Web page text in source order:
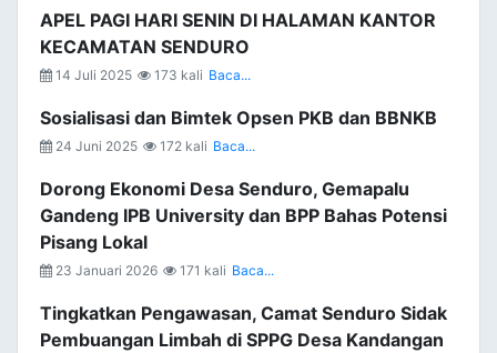
APEL PAGI HARI SENIN DI HALAMAN KANTOR
KECAMATAN SENDURO
14 Juli 2025 173 kali Baca...
Sosialisasi dan Bimtek Opsen PKB dan BBNKB
24 Juni 2025 172 kali Baca...
Dorong Ekonomi Desa Senduro, Gemapalu
Gandeng IPB University dan BPP Bahas Potensi
Pisang Lokal
23 Januari 2026 171 kali Baca...
Tingkatkan Pengawasan, Camat Senduro Sidak
Pembuangan Limbah di SPPG Desa Kandangan